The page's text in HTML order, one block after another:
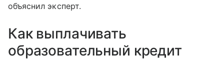
объяснил эксперт.
Как выплачивать
образовательный кредит